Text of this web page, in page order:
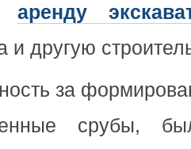
аренду
и другую
за
срубы,